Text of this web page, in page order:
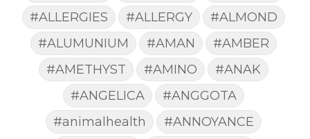
#ALLERGIES
#ALLERGY
#ALMOND
#ALUMUNIUM
#AMAN
#AMBER
#AMETHYST
#AMINO
#ANAK
#ANGELICA
#ANGGOTA
#animalhealth
#ANNOYANCE